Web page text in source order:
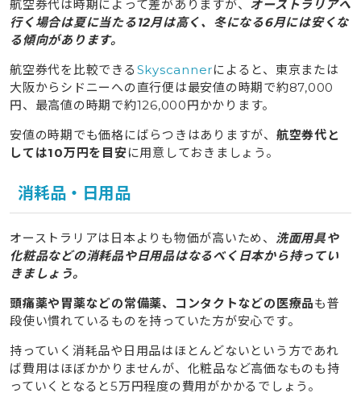
航空券代は時期によって差がありますが、 オーストラリアへ
行く場合は夏に当たる12月は高く、冬になる6月には安くな
る傾向があります。
航空券代を比較できる Skyscannerによると、東京または
大阪からシドニーへの直行便は最安値の時期で約87,000
円、最高値の時期で約126,000円かかります。
安値の時期でも価格にばらつきはありますが、 航空券代と
しては10万円を目安に用意しておきましょう。
消耗品・日用品
オーストラリアは日本よりも物価が高いため、
洗面用具や
化粧品などの消耗品や日用品はなるべく日本から持ってい
きましょう。
頭痛薬や胃薬などの常備薬、コンタクトなどの医療品も普
段使い慣れているものを持っていた方が安心です。
持っていく消耗品や日用品はほとんどないという方であれ
ば費用はほぼかかりませんが、化粧品など高価なものも持
っていくとなると5万円程度の費用がかかるでしょう。